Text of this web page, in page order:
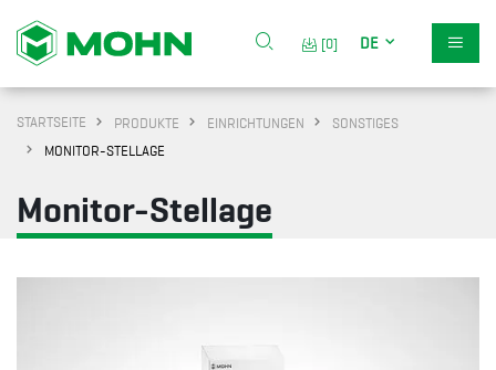
[0] DE
STARTSEITE PRODUKTE EINRICHTUNGEN
SONSTIGES
MONITOR-STELLAGE
Monitor-Stellage